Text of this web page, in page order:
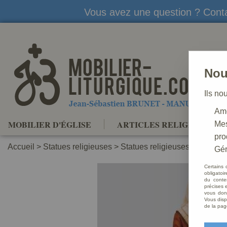
Vous avez une question ?
MOBILIER D'ÉGLISE ARTICLES RELIGIEUX
Accueil > Statues religieuses > Statues religieuses Saints
Ils
Certains
du
précises
vous
Vous
de la